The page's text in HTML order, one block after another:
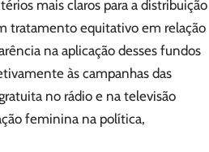
mais claros para a distribuição
tratamento equitativo em relação
na aplicação desses fundos
às campanhas das
no rádio e na televisão
feminina na política,